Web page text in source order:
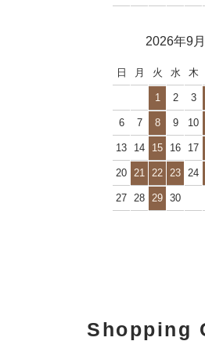
2026年9月
日 月 火 水 木
1 2 3
6 7 8 9 10
13 14 15 16 17
20 21 22 23 24
27 28 29 30
Shopping